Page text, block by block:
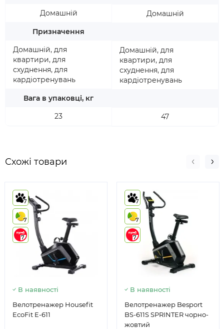
Домашній
Призначення
Домашній, для
квартири, для
схуднення, для
кардіотренувань
Вага в упаковці, кг
23
Домашній
Домашній, для
квартири, для
схуднення, для
кардіотренувань
47
Схожі товари
7
7
7
В наявності
Велотренажер Housefit
EcoFit E-611
7
7
7
В наявності
Велотренажер Besport
BS-611S SPRINTER чорно-
жовтий